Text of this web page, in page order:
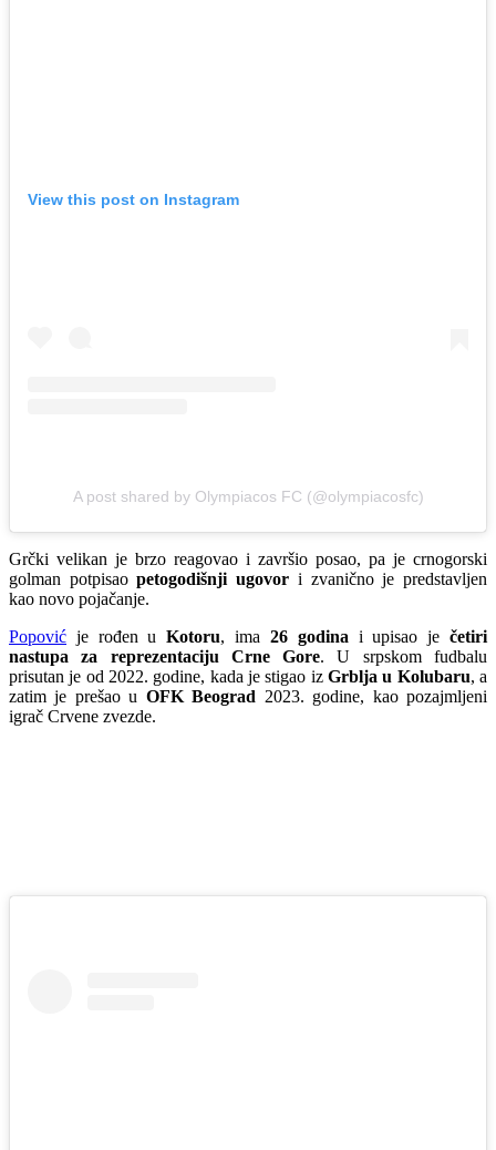
View this post on Instagram
A post shared by Olympiacos FC (@olympiacosfc)
Grčki velikan je brzo reagovao i završio posao, pa je crnogorski
golman potpisaopetogodišnji ugovor i zvanično je predstavljen
kao novo pojačanje.
Popović je rođen uKotoru, ima 26 godina i upisao ječetiri
nastupa za reprezentaciju Crne Gore. U srpskom fudbalu
prisutan je od 2022. godine, kada je stigao iz Grblja u Kolubaru, a
zatim je prešao u OFK Beograd 2023. godine, kao pozajmljeni
igrač Crvene zvezde.